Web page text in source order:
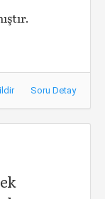
Soru Detay